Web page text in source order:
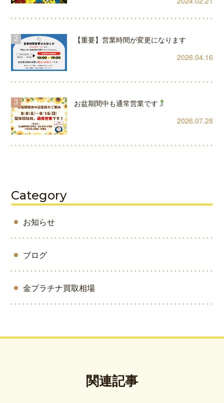
【重要】営業時間が変更になります
2026.04.16
お盆期間中も通常営業です
2026.07.28
Category
お知らせ
ブログ
金プラチナ買取相場
関連記事